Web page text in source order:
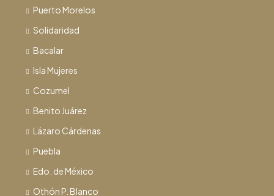
Puerto Morelos
Solidaridad
Bacalar
Isla Mujeres
Cozumel
Benito Juárez
Lázaro Cárdenas
Puebla
Edo. de México
Othón P. Blanco